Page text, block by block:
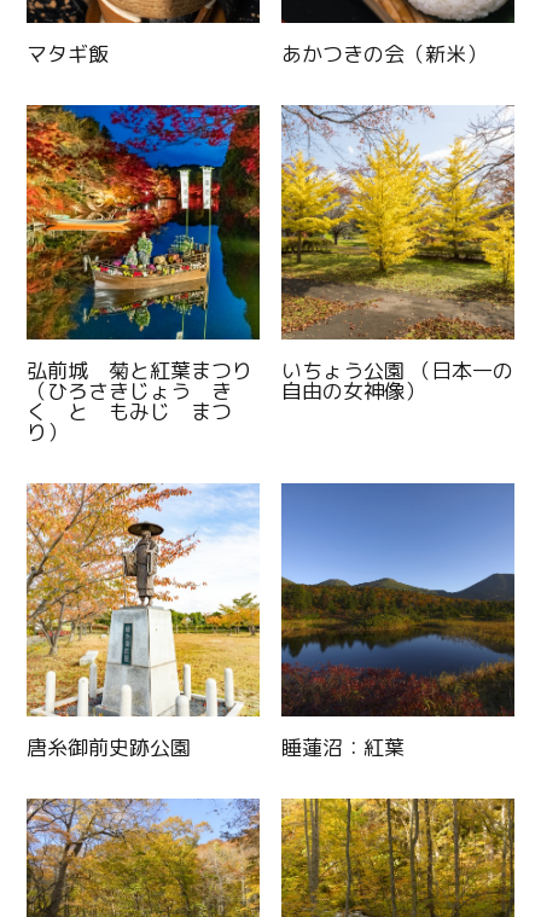
マタギ飯 あかつきの会（新米）
弘前城 菊と紅葉まつり
（ひろさきじょう き
く と もみじ まつ
り）
いちょう公園 （日本一の
自由の女神像）
唐糸御前史跡公園 睡蓮沼：紅葉